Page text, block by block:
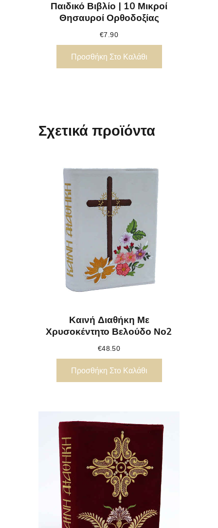
Παιδικό Βιβλίο | 10 Μικροί
Θησαυροί Ορθοδοξίας
€7.90
Προσθήκη Στο Καλάθι
Σχετικά προϊόντα
Καινή Διαθήκη Με
Χρυσοκέντητο Βελούδο Νο2
€48.50
Προσθήκη Στο Καλάθι